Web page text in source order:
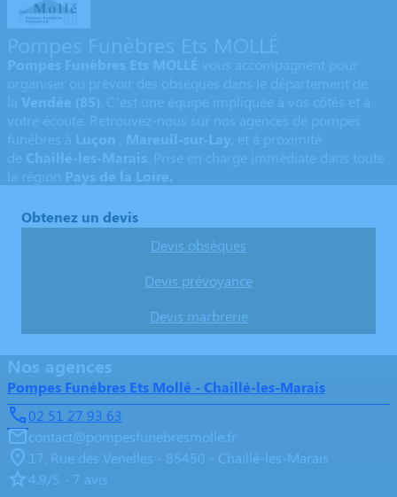
Pompes Funèbres Ets MOLLÉ vous accompagnent pour
organiser ou prévoir des obsèques dans le département de
la Vendée (85) . C’est une équipe impliquée à vos côtés et à
votre écoute. Retrouvez-nous sur nos agences de pompes
funèbres à Luçon Mareuil-sur-Lay et à proximité
de Chaillé-les-Marais . Prise en charge immédiate dans toute
la région Pays de la Loire.
Obtenez un devis
Devis obsèques
Devis prévoyance
Devis marbrerie
Nos agences
Pompes Funèbres Ets Mollé - Chaillé-les-Marais
02 51 27 93 63
contact@pompesfunebresmolle.fr
17, Rue des Venelles - 85450 - Chaillé-les-Marais
4.9/5 - 7 avis